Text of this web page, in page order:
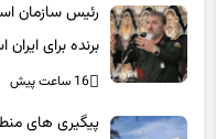
رئیس سازمان
برنده برای
16 ساعت پیش
پیگیری های